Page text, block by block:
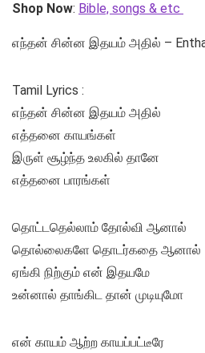
Shop Now: Bible, songs & etc
எந்தன் சின்ன இதயம் அதில் –
Tamil Lyrics :
எந்தன் சின்ன இதயம் அதில்
எத்தனை காயங்கள்
இருள் சூழ்ந்த உலகில் தானே
எத்தனை பாரங்கள்
தொட்டதெல்லாம் தோல்வி ஆனால்
தொல்லைகளே தொடர்கதை ஆனால்
ஏங்கி நிற்கும் என் இதயமே
உன்னால் தாங்கிட தான் முடியுமோ
என் காயம் ஆற்ற காயப்பட்டீரே